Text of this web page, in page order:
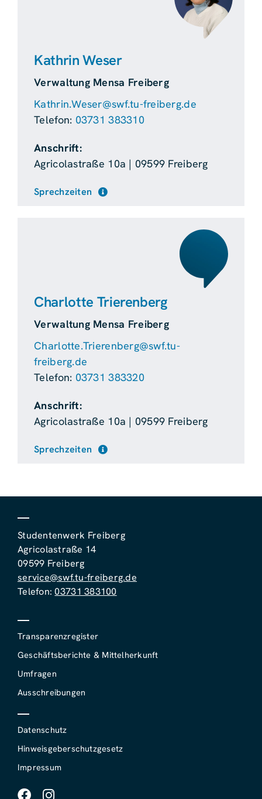
Kathrin Weser
Verwaltung Mensa Freiberg
Kathrin.Weser@swf.tu-freiberg.de
Telefon: 03731 383310
Anschrift:
Agricolastraße 10a | 09599 Freiberg
Sprechzeiten
Charlotte Trierenberg
Verwaltung Mensa Freiberg
Charlotte.Trierenberg@swf.tu-
freiberg.de
Telefon: 03731 383320
Anschrift:
Agricolastraße 10a | 09599 Freiberg
Sprechzeiten
Studentenwerk Freiberg
Agricolastraße 14
09599 Freiberg
service@swf.tu-freiberg.de
Telefon:03731 383100
Transparenzregister
Geschäftsberichte & Mittelherkunft
Umfragen
Ausschreibungen
Datenschutz
Hinweisgeberschutzgesetz
Impressum